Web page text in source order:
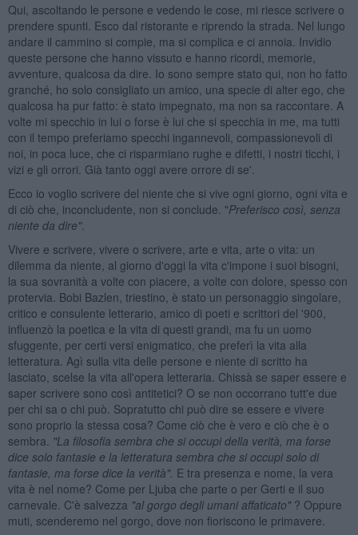
Qui, ascoltando le persone e vedendo le cose, mi riesce scrivere o
prendere spunti. Esco dal ristorante e riprendo la strada. Nel lungo
andare il cammino si compie, ma si complica e ci annoia. Invidio
queste persone che hanno vissuto e hanno ricordi, memorie,
avventure, qualcosa da dire. Io sono sempre stato qui, non ho fatto
granché, ho solo consigliato un amico, una specie di alter ego, che
qualcosa ha pur fatto: è stato impegnato, ma non sa raccontare. A
volte mi specchio in lui o forse è lui che si specchia in me, ma tutti
con il tempo preferiamo specchi ingannevoli, compassionevoli di
noi, in poca luce, che ci risparmiano rughe e difetti, i nostri ticchi, i
vizi e gli orrori. Già tanto oggi avere orrore di se'.
Ecco io voglio scrivere del niente che si vive ogni giorno, ogni vita e
di ciò che, inconcludente, non si conclude. "Preferisco così, senza
niente da dire".
Vivere e scrivere, vivere o scrivere, arte e vita, arte o vita: un
dilemma da niente, al giorno d'oggi la vita c'impone i suoi bisogni,
la sua sovranità a volte con piacere, a volte con dolore, spesso con
protervia. Bobi Bazlen, triestino, è stato un personaggio singolare,
critico e consulente letterario, amico di poeti e scrittori del '900,
influenzò la poetica e la vita di questi grandi, ma fu un uomo
sfuggente, per certi versi enigmatico, che preferì la vita alla
letteratura. Agì sulla vita delle persone e niente di scritto ha
lasciato, scelse la vita all'opera letteraria. Chissà se saper essere e
saper scrivere sono così antitetici? O se non occorrano tutt'e due
per chi sa o chi può. Sopratutto chi può dire se essere e vivere
sono proprio la stessa cosa? Come ciò che è vero e ciò che è o
sembra. "La filosofia sembra che si occupi della verità, ma forse
dice solo fantasie e la letteratura sembra che si occupi solo di
fantasie, ma forse dice la verità". E tra presenza e nome, la vera
vita è nel nome? Come per Ljuba che parte o per Gerti e il suo
carnevale. C'è salvezza "al gorgo degli umani affaticato" ? Oppure
muti, scenderemo nel gorgo, dove non fioriscono le primavere.